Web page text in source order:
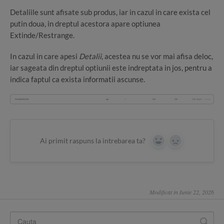
Detaliile sunt afisate sub produs, iar in cazul in care exista cel
putin doua, in dreptul acestora apare optiunea
Extinde/Restrange.
In cazul in care apesi Detalii, acestea nu se vor mai afisa deloc,
iar sageata din dreptul optiunii este indreptata in jos, pentru a
indica faptul ca exista informatii ascunse.
Ai primit raspuns la intrebarea ta? Yes No
Modificat in Iunie 22, 2026